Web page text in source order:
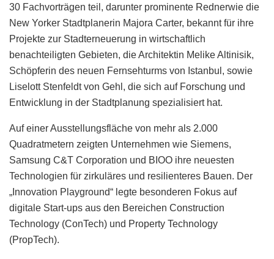
30 Fachvorträgen teil, darunter prominente Rednerwie die
New Yorker Stadtplanerin Majora Carter, bekannt für ihre
Projekte zur Stadterneuerung in wirtschaftlich
benachteiligten Gebieten, die Architektin Melike Altinisik,
Schöpferin des neuen Fernsehturms von Istanbul, sowie
Liselott Stenfeldt von Gehl, die sich auf Forschung und
Entwicklung in der Stadtplanung spezialisiert hat.
Auf einer Ausstellungsfläche von mehr als 2.000
Quadratmetern zeigten Unternehmen wie Siemens,
Samsung C&T Corporation und BIOO ihre neuesten
Technologien für zirkuläres und resilienteres Bauen. Der
„Innovation Playground“ legte besonderen Fokus auf
digitale Start-ups aus den Bereichen Construction
Technology (ConTech) und Property Technology
(PropTech).